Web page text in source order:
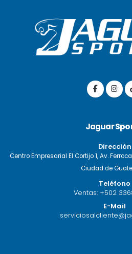
Jaguar
Dirección
Centro Empresarial El Cortijo 1, Av.
Ciudad de
Teléfono
Ventas: +502
E-Mail